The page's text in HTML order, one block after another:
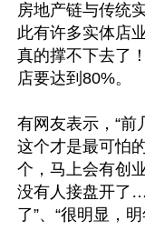
房地产链与传统
此有许多实体店
真的撑不下去了
店要达到80%。
有网友表示，“前
这个才是最可怕
个，马上会有创
没有人接盘开了
了”、“很明显，